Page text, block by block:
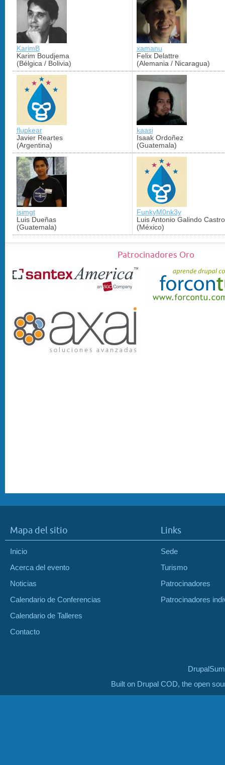
KarimB
Karim Boudjema
(Bélgica / Bolivia)
xamanu
Felix Delattre
(Alemania / Nicaragua)
flupkear
Javier Reartes
(Argentina)
kaasi
Isaak Ordoñez
(Guatemala)
isimgt
Luis Dueñas
(Guatemala)
FunkyM0nk3y
Luis Antonio Galindo Castro
(México)
Patrocinadores Oro
Mapa del sitio
Inicio
Acerca del evento
Noticias
Calendario de Conferencias
Calendario de Talleres
Contacto
Links
Sede
Turismo
Patrocinadores
Patrocinadores
Built on Drupal COD, the open